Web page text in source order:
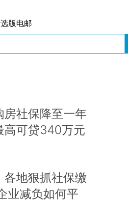
版电邮
社保降至一年
高可贷340万元
各地狠抓社保缴
业减负如何平